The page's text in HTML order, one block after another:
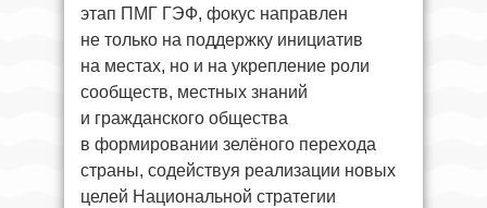
этап ПМГ ГЭФ, фокус направлен
не только на поддержку инициатив
на местах, но и на укрепление роли
сообществ, местных знаний
и гражданского общества
в формировании зелёного перехода
страны, содействуя реализации новых
целей Национальной стратегии